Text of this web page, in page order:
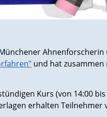
Ahnenforscherin
und hat zusammen
Kurs (von 14:00
erhalten Teilnehmer